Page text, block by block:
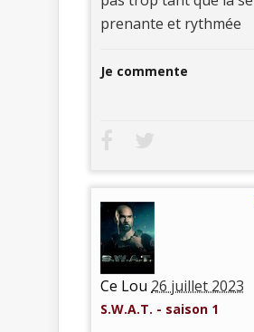
prenante et rythmée
Je commente
Ce Lou 26 juillet 2023
S.W.A.T. - saison 1